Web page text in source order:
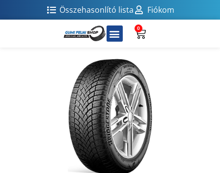
Összehasonlító lista Fiókom
0